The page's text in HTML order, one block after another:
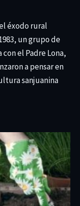
éxodo rural
un grupo de
el Padre Lona,
a pensar en
sanjuanina